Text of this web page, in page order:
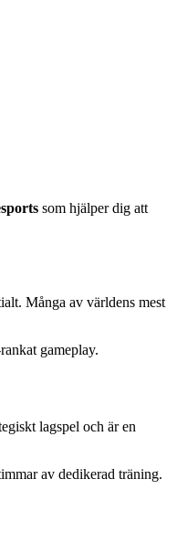
som hjälper dig att
Många av världens mest
gameplay.
lagspel och är en
av dedikerad träning.